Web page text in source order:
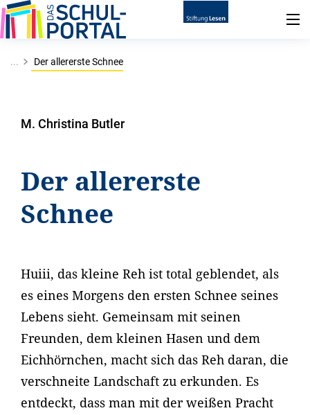
... Der allererste Schnee
M. Christina Butler
Der allererste
Schnee
Huiii, das kleine Reh ist total geblendet, als
es eines Morgens den ersten Schnee seines
Lebens sieht. Gemeinsam mit seinen
Freunden, dem kleinen Hasen und dem
Eichhörnchen, macht sich das Reh daran, die
verschneite Landschaft zu erkunden. Es
entdeckt, dass man mit der weißen Pracht